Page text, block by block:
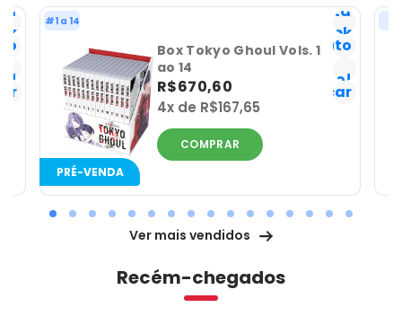
Lista
Geek
Favorito
Já
tenho!
Notificar
#1 a 14
Box Tokyo Ghoul Vols. 1
ao 14
R$670,60
4x de R$167,65
COMPRAR
PRÉ-VENDA
Ver mais vendidos
Recém-chegados